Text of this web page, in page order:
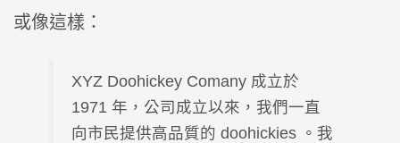
或像這樣：
XYZ Doohickey Comany 成立於
1971 年，公司成立以來，我們一直
向市民提供高品質的 doohickies 。我